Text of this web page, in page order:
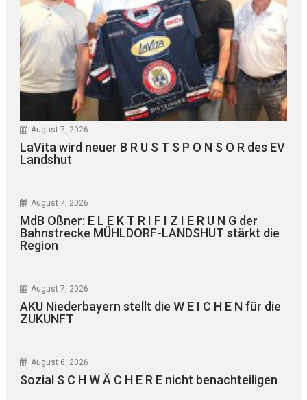
August 7, 2026
LaVita wird neuer B R U S T S P O N S O R des EV
Landshut
August 7, 2026
MdB Oßner: E L E K T R I F I Z I E R U N G der
Bahnstrecke MÜHLDORF-LANDSHUT stärkt die
Region
August 7, 2026
AKU Niederbayern stellt die W E I C H E N für die
ZUKUNFT
August 6, 2026
Sozial S C H W Ä C H E R E nicht benachteiligen